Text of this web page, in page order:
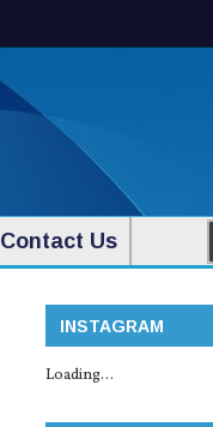
Contact Us
INSTAGRAM
Loading...